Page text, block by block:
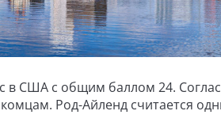
в США с общим баллом 24.
Род-Айленд считается